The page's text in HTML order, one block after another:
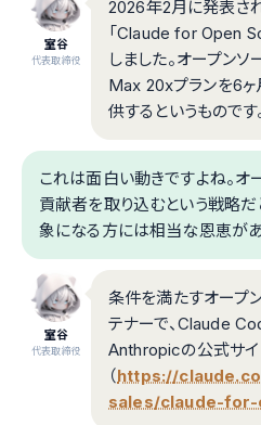
室谷
代表取締役
2026年2月に発表さ
「Claude for Open
しました。オープンソ
Max 20xプランを6ヶ
供するというものです
これは面白い動きですよね。オ
貢献者を取り込むという戦略だ
象になる方には相当な恩恵があ
室谷
代表取締役
条件を満たすオープ
テナーで、Claude
Anthropicの公式サイ
（https://
sales/claude-for-